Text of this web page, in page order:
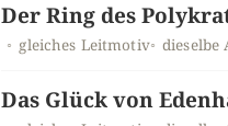
Der Ring des
gleiches Leitmotiv dieselbe
Das Glück von